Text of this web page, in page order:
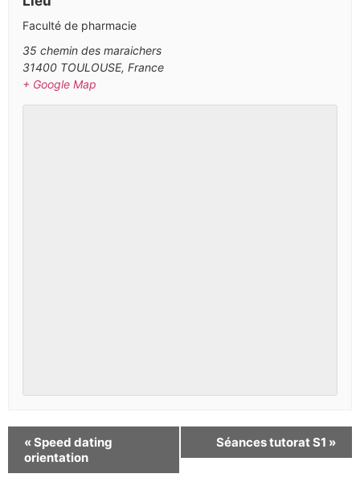
Faculté de pharmacie
35 chemin des maraichers
31400 TOULOUSE, France
+ Google Map
«Speed dating
orientation
Séances tutorat S1 »